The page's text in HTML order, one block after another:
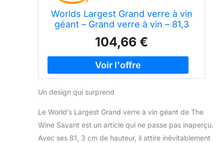
Worlds Largest Grand verre à vin
géant – Grand verre à vin – 81,3
cm, 10 litres, méga pinte, énorme
verres à pied, verre soufflé à la
main, grand refroidisseur fantaisie
à pied/champagne Magnum,
104,66 €
Un design qui surprend
Le World’s Largest Grand verre à vin géant de The
Wine Savant est un article qui ne passe pas inaperçu.
Avec ses 81, 3 cm de hauteur, il attire inévitablement